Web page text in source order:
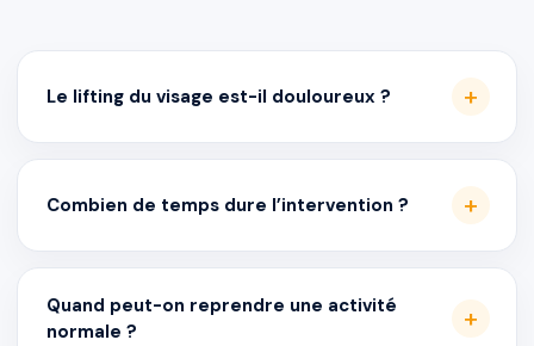
Le lifting du visage est-il douloureux ?
Combien de temps dure l’intervention ?
Quand peut-on reprendre une activité
normale ?